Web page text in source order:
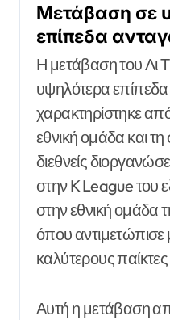
Μετάβαση σε
επίπεδα
Η μετάβαση του Λι
υψηλότερα
χαρακτηρίστηκε
εθνική ομάδα και
διεθνείς
στην K League του
στην εθνική ομάδα
όπου αντιμετώπισε
καλύτερους
Αυτή η μετάβαση